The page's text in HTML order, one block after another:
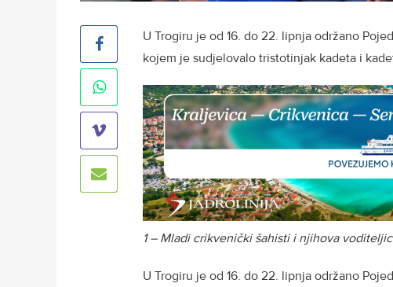
U Trogiru je od 16. do 22. lipnja održano
kojem je sudjelovalo tristotinjak kadeta i
1 – Mladi crikvenički šahisti i njihova
U Trogiru je od 16. do 22. lipnja održano